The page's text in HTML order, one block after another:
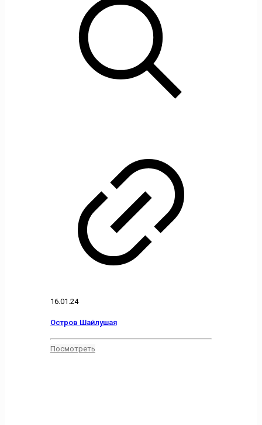
16.01.24
Остров Шайлушая
Посмотреть